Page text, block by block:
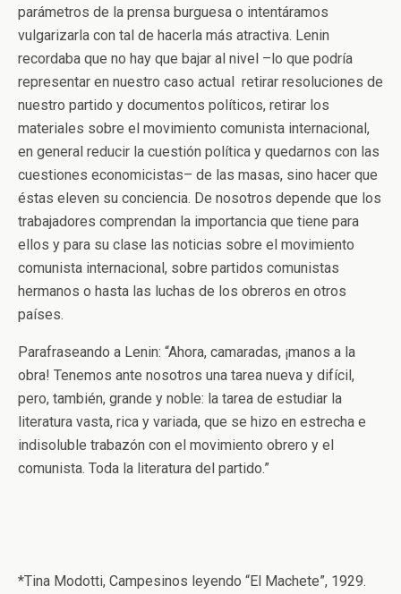
parámetros de la prensa burguesa o intentáramos
vulgarizarla con tal de hacerla más atractiva. Lenin
recordaba que no hay que bajar al nivel –lo que podría
representar en nuestro caso actual retirar resoluciones de
nuestro partido y documentos políticos, retirar los
materiales sobre el movimiento comunista internacional,
en general reducir la cuestión política y quedarnos con las
cuestiones economicistas– de las masas, sino hacer que
éstas eleven su conciencia. De nosotros depende que los
trabajadores comprendan la importancia que tiene para
ellos y para su clase las noticias sobre el movimiento
comunista internacional, sobre partidos comunistas
hermanos o hasta las luchas de los obreros en otros
países.
Parafraseando a Lenin: “Ahora, camaradas, ¡manos a la
obra! Tenemos ante nosotros una tarea nueva y difícil,
pero, también, grande y noble: la tarea de estudiar la
literatura vasta, rica y variada, que se hizo en estrecha e
indisoluble trabazón con el movimiento obrero y el
comunista. Toda la literatura del partido.”
*Tina Modotti, Campesinos leyendo “El Machete”, 1929.